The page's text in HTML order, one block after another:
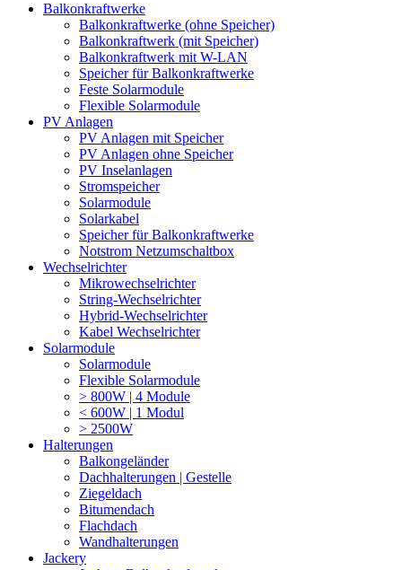
Balkonkraftwerke
Balkonkraftwerke (ohne Speicher)
Balkonkraftwerk (mit Speicher)
Balkonkraftwerk mit W-LAN
Speicher für Balkonkraftwerke
Feste Solarmodule
Flexible Solarmodule
PV Anlagen
PV Anlagen mit Speicher
PV Anlagen ohne Speicher
PV Inselanlagen
Stromspeicher
Solarmodule
Solarkabel
Speicher für Balkonkraftwerke
Notstrom Netzumschaltbox
Wechselrichter
Mikrowechselrichter
String-Wechselrichter
Hybrid-Wechselrichter
Kabel Wechselrichter
Solarmodule
Solarmodule
Flexible Solarmodule
> 800W | 4 Module
< 600W | 1 Modul
> 2500W
Halterungen
Balkongeländer
Dachhalterungen | Gestelle
Ziegeldach
Bitumendach
Flachdach
Wandhalterungen
Jackery